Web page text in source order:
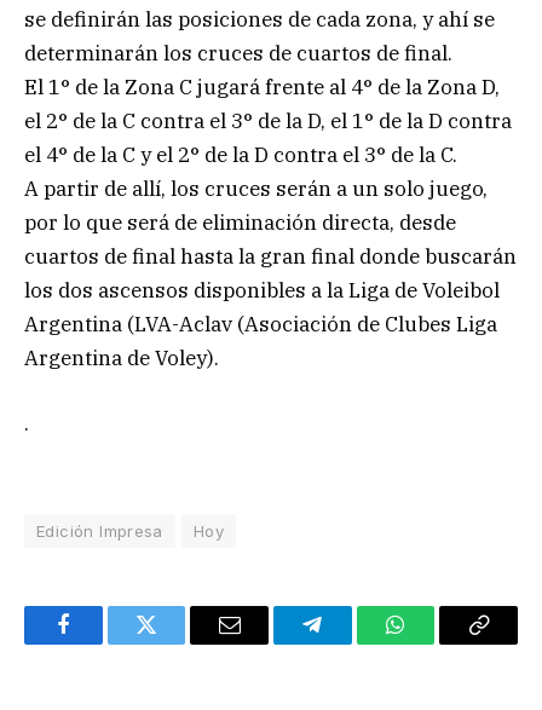
se definirán las posiciones de cada zona, y ahí se
determinarán los cruces de cuartos de final.
El 1° de la Zona C jugará frente al 4° de la Zona D,
el 2° de la C contra el 3° de la D, el 1° de la D contra
el 4° de la C y el 2° de la D contra el 3° de la C.
A partir de allí, los cruces serán a un solo juego,
por lo que será de eliminación directa, desde
cuartos de final hasta la gran final donde buscarán
los dos ascensos disponibles a la Liga de Voleibol
Argentina (LVA-Aclav (Asociación de Clubes Liga
Argentina de Voley).
.
Edición Impresa Hoy
FacebookTwitter Email TelegramWhatsAppCopy